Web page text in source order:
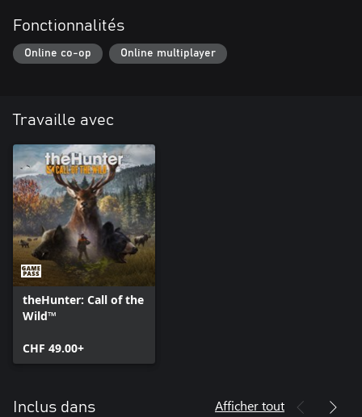
Fonctionnalités
Online co-op Online multiplayer
Travaille avec
theHunter: Call of the
Wild™
CHF 49.00+
Inclus dans Afficher tout